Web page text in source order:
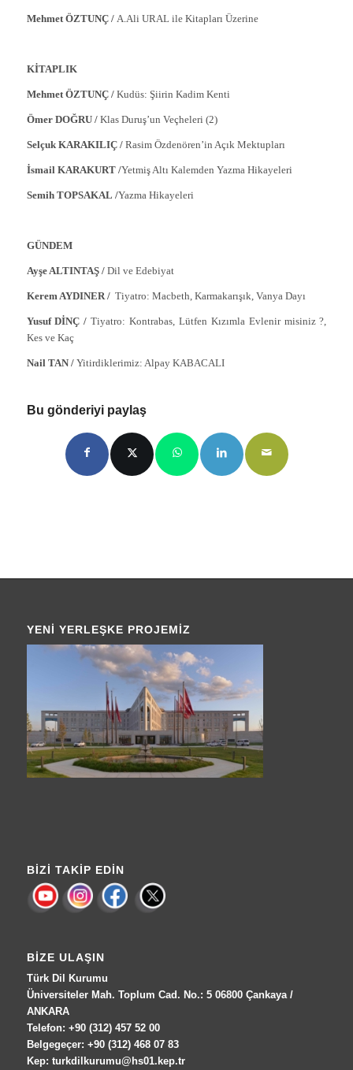
Mehmet ÖZTUNÇ / A.Ali URAL ile Kitapları Üzerine
KİTAPLIK
Mehmet ÖZTUNÇ / Kudüs: Şiirin Kadim Kenti
Ömer DOĞRU / Klas Duruş’un Veçheleri (2)
Selçuk KARAKILIÇ / Rasim Özdenören’in Açık Mektupları
İsmail KARAKURT /Yetmiş Altı Kalemden Yazma Hikayeleri
Semih TOPSAKAL /Yazma Hikayeleri
GÜNDEM
Ayşe ALTINTAŞ / Dil ve Edebiyat
Kerem AYDINER/ Tiyatro: Macbeth, Karmakarışık, Vanya Dayı
Yusuf DİNÇ /Tiyatro: Kontrabas, Lütfen Kızımla Evlenir misiniz ?,
Kes ve Kaç
Nail TAN / Yitirdiklerimiz: Alpay KABACALI
Bu gönderiyi paylaş
YENI YERLEŞKE PROJEMIZ
BIZI TAKIP EDIN
BIZE ULAŞIN
Türk Dil Kurumu
Üniversiteler Mah. Toplum Cad. No.: 5 06800 Çankaya /
ANKARA
Telefon: +90 (312) 457 52 00
Belgegeçer: +90 (312) 468 07 83
Kep: turkdilkurumu@hs01.kep.tr